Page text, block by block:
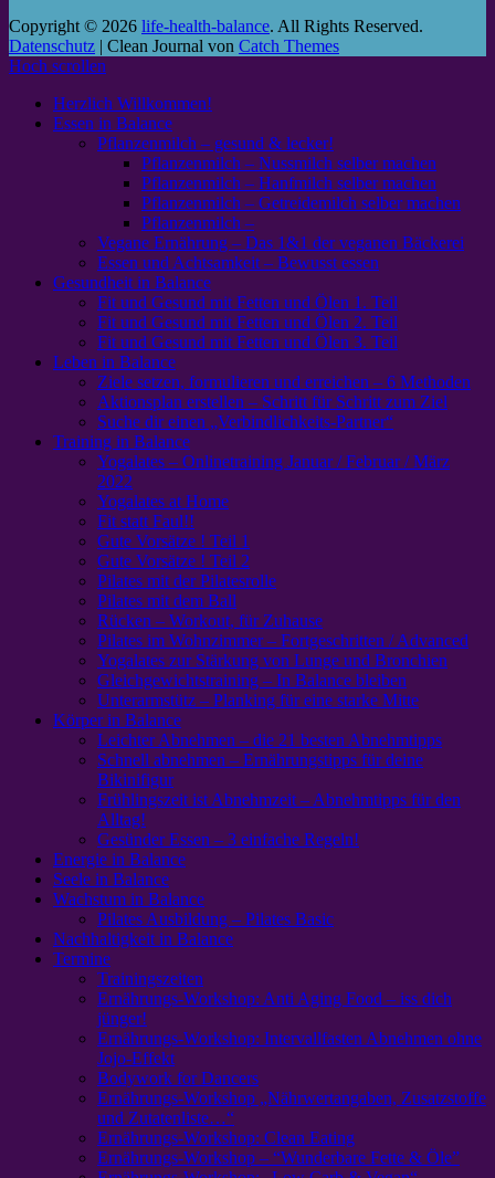
Copyright © 2026 life-health-balance. All Rights Reserved.
Datenschutz | Clean Journal von Catch Themes
Hoch scrollen
Herzlich Willkommen!
Essen in Balance
Pflanzenmilch – gesund & lecker!
Pflanzenmilch – Nussmilch selber machen
Pflanzenmilch – Hanfmilch selber machen
Pflanzenmilch – Getreidemilch selber machen
Pflanzenmilch –
Vegane Ernährung – Das 1&1 der veganen Bäckerei
Essen und Achtsamkeit – Bewusst essen
Gesundheit in Balance
Fit und Gesund mit Fetten und Ölen 1. Teil
Fit und Gesund mit Fetten und Ölen 2. Teil
Fit und Gesund mit Fetten und Ölen 3. Teil
Leben in Balance
Ziele setzen, formulieren und erreichen – 6 Methoden
Aktionsplan erstellen – Schritt für Schritt zum Ziel
Suche dir einen „Verbindlichkeits-Partner“
Training in Balance
Yogalates – Onlinetraining Januar / Februar / März
2022
Yogalates at Home
Fit statt Faul!!
Gute Vorsätze ! Teil 1
Gute Vorsätze ! Teil 2
Pilates mit der Pilatesrolle
Pilates mit dem Ball
Rücken – Workout, für Zuhause
Pilates im Wohnzimmer – Fortgeschritten / Advanced
Yogalates zur Stärkung von Lunge und Bronchien
Gleichgewichtstraining – In Balance bleiben
Unterarmstütz – Planking für eine starke Mitte
Körper in Balance
Leichter Abnehmen – die 21 besten Abnehmtipps
Schnell abnehmen – Ernährungstipps für deine
Bikinifigur
Frühlingszeit ist Abnehmzeit – Abnehmtipps für den
Alltag!
Gesünder Essen – 3 einfache Regeln!
Energie in Balance
Seele in Balance
Wachstum in Balance
Pilates Ausbildung – Pilates Basic
Nachhaltigkeit in Balance
Termine
Trainingszeiten
Ernährungs-Workshop: Anti Aging Food – iss dich
jünger!
Ernährungs-Workshop: Intervallfasten Abnehmen ohne
Jojo-Effekt
Bodywork for Dancers
Ernährungs-Workshop „Nährwertangaben, Zusatzstoffe
und Zutatenliste…“
Ernährungs-Workshop: Clean Eating
Ernährungs-Workshop – “Wunderbare Fette & Öle”